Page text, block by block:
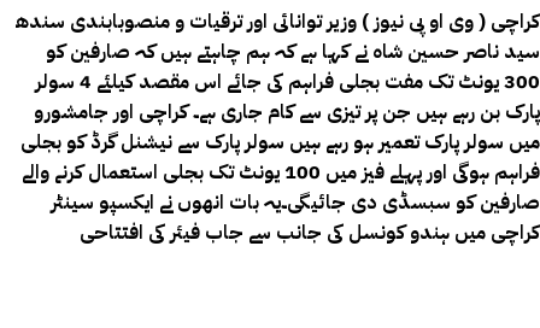
کراچی ( وی او پی نیوز ) وزیر توانائی اور ترقیات و منصوبابندی سندھ
سید ناصر حسین شاہ نے کہا ہے کہ ہم چاہتے ہیں کہ صارفین کو
300 یونٹ تک مفت بجلی فراہم کی جائے اس مقصد کیلئے 4 سولر
پارک بن رہے ہیں جن پر تیزی سے کام جاری ہے۔ کراچی اور جامشورو
میں سولر پارک تعمیر ہو رہے ہیں سولر پارک سے نیشنل گرڈ کو بجلی
فراہم ہوگی اور پہلے فیز میں 100 یونٹ تک بجلی استعمال کرنے والے
صارفین کو سبسڈی دی جائیگی۔یہ بات انھوں نے ایکسپو سینٹر
کراچی میں ہندو کونسل کی جانب سے جاب فیئر کی افتتاحی